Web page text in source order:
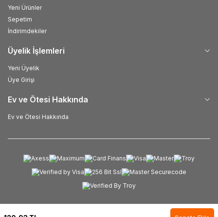
Yeni Ürünler
Sepetim
İndirimdekiler
Üyelik İşlemleri
Yeni Üyelik
Üye Girişi
Ev ve Ötesi Hakkında
Ev ve Ötesi Hakkında